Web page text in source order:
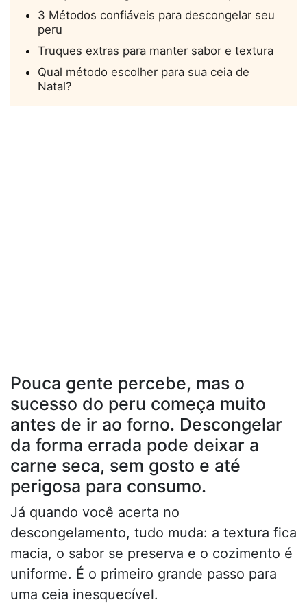
3 Métodos confiáveis para descongelar seu
peru
Truques extras para manter sabor e textura
Qual método escolher para sua ceia de
Natal?
Pouca gente percebe, mas o
sucesso do peru começa muito
antes de ir ao forno. Descongelar
da forma errada pode deixar a
carne seca, sem gosto e até
perigosa para consumo.
Já quando você acerta no
descongelamento, tudo muda: a textura fica
macia, o sabor se preserva e o cozimento é
uniforme. É o primeiro grande passo para
uma ceia inesquecível.